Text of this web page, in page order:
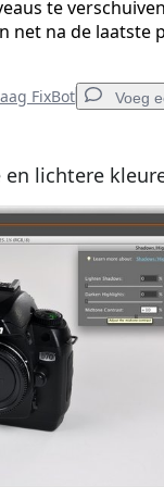
te
net na de laatste
FixBot Voeg
een opmerking toe
toe
Annuleren
en lichtere